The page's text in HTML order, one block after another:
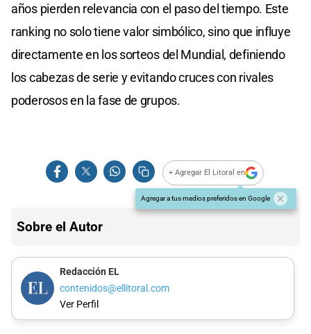
años pierden relevancia con el paso del tiempo. Este
ranking no solo tiene valor simbólico, sino que influye
directamente en los sorteos del Mundial, definiendo
los cabezas de serie y evitando cruces con rivales
poderosos en la fase de grupos.
+ Agregar El Litoral en
Agregar a tus medios preferidos en Google
Sobre el Autor
Redacción EL
contenidos@ellitoral.com
Ver Perfil